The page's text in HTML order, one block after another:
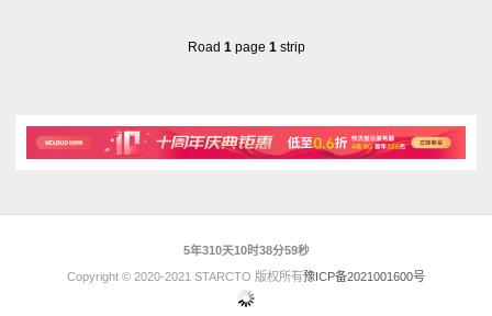
Road 1page 1strip
5年310天10时38分59秒
Copyright © 2020-2021 STARCTO 版权所有豫ICP备2021001600号